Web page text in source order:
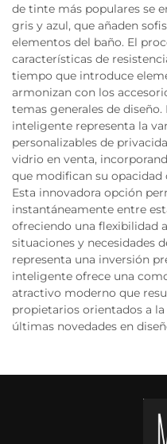
de tinte más populares se
gris y azul, que añaden
elementos del baño. El
características de
tiempo que introduce
armonizan con los
temas generales de
inteligente representa la
personalizables de
vidrio en venta,
que modifican su
Esta innovadora opción
instantáneamente entre
ofreciendo una flexibilidad
situaciones y necesidades
representa una inversión
inteligente ofrece una
atractivo moderno que
propietarios orientados a
últimas novedades en